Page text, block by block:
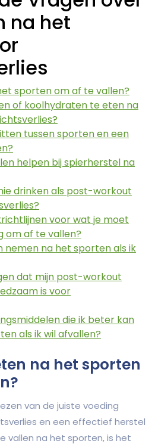
na het
sporten om af te vallen?
of koolhydraten te eten na
tussen sporten en een
helpen bij spierherstel na
drinken als post-workout
voor wat je moet
om af te vallen?
nemen na het sporten als ik
dat mijn post-workout
is voor
die ik beter kan
als ik wil afvallen?
na het sporten
van de juiste voeding
en een effectief herstel
vallen na het sporten, is het